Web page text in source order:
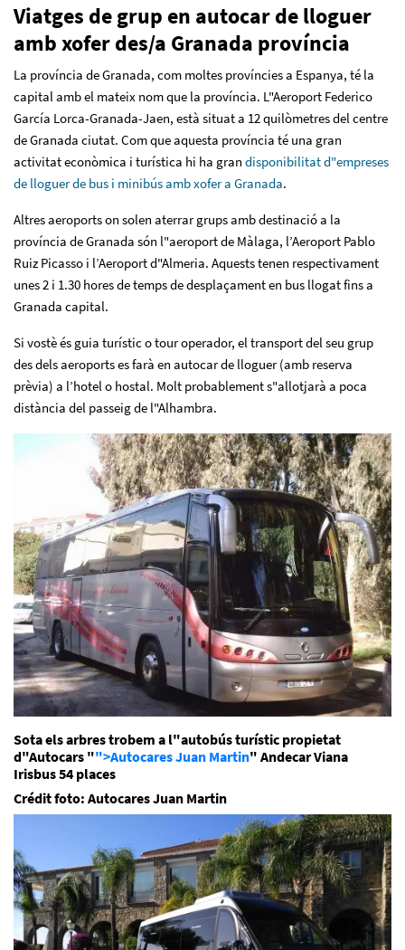
Viatges de grup en autocar de lloguer
amb xofer des/a Granada província
La província de Granada, com moltes províncies a Espanya, té la
capital amb el mateix nom que la província. L"Aeroport Federico
García Lorca-Granada-Jaen, està situat a 12 quilòmetres del centre
de Granada ciutat. Com que aquesta província té una gran
activitat econòmica i turística hi ha gran disponibilitat d"empreses
de lloguer de bus i minibús amb xofer a Granada.
Altres aeroports on solen aterrar grups amb destinació a la
província de Granada són l"aeroport de Màlaga, l’Aeroport Pablo
Ruiz Picasso i l’Aeroport d"Almeria. Aquests tenen respectivament
unes 2 i 1.30 hores de temps de desplaçament en bus llogat fins a
Granada capital.
Si vostè és guia turístic o tour operador, el transport del seu grup
des dels aeroports es farà en autocar de lloguer (amb reserva
prèvia) a l’hotel o hostal. Molt probablement s"allotjarà a poca
distància del passeig de l"Alhambra.
Sota els arbres trobem a l"autobús turístic propietat
d"Autocars "">Autocares Juan Martin" Andecar Viana
Irisbus 54 places
Crédit foto: Autocares Juan Martin